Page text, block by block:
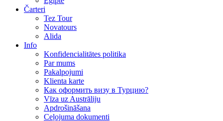
Čarteri
Tez Tour
Novatours
Alida
Info
Konfidencialitātes politika
Par mums
Рakalpojumi
Klienta karte
Как оформить визу в Турцию?
Vīza uz Austrāliju
Apdrošināšana
Ceļojuma dokumenti